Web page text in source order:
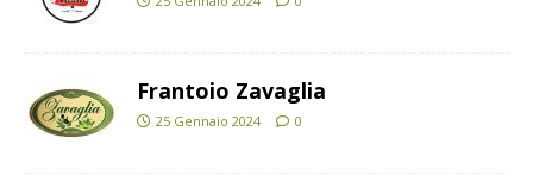
Frantoio Zavaglia
25 Gennaio 2024 0